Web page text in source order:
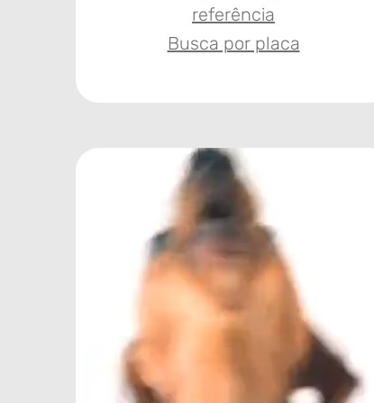
referência
Busca por placa